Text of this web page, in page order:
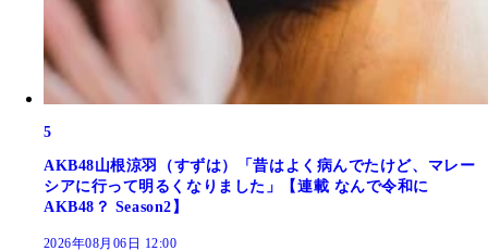
5
AKB48山根涼羽（すずは）「昔はよく病んでたけど、マレー
シアに行って明るくなりました」【連載 なんで令和に
AKB48？ Season2】
2026年08月06日 12:00